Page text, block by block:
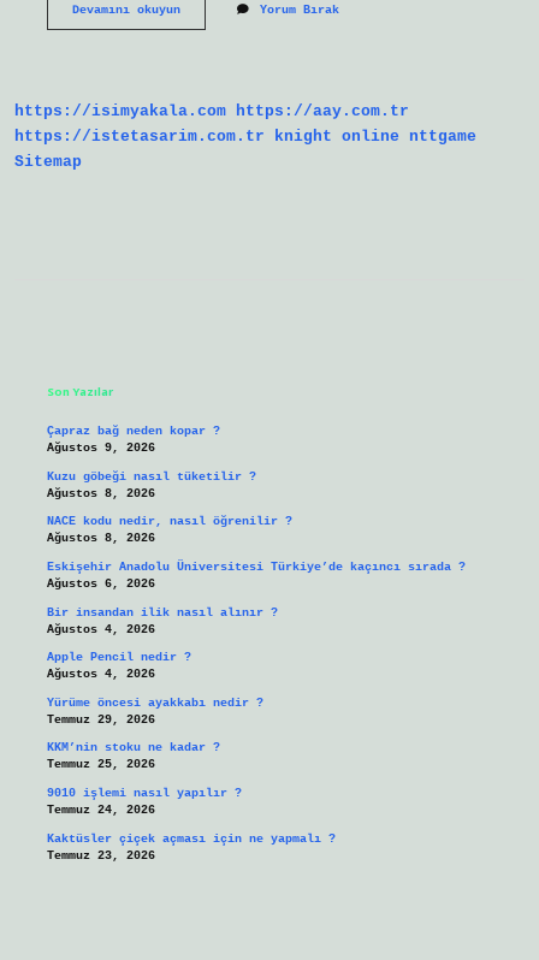
Devamını okuyun10
Yorum Bırak
https://isimyakala.com https://aay.com.tr
https://istetasarim.com.tr
knight online
nttgame
Sitemap
Son Yazılar
Çapraz bağ neden kopar ?
Ağustos 9, 2026
Kuzu göbeği nasıl tüketilir ?
Ağustos 8, 2026
NACE kodu nedir, nasıl öğrenilir ?
Ağustos 8, 2026
Eskişehir Anadolu Üniversitesi Türkiye’de kaçıncı sırada ?
Ağustos 6, 2026
Bir insandan ilik nasıl alınır ?
Ağustos 4, 2026
Apple Pencil nedir ?
Ağustos 4, 2026
Yürüme öncesi ayakkabı nedir ?
Temmuz 29, 2026
KKM’nin stoku ne kadar ?
Temmuz 25, 2026
9010 işlemi nasıl yapılır ?
Temmuz 24, 2026
Kaktüsler çiçek açması için ne yapmalı ?
Temmuz 23, 2026